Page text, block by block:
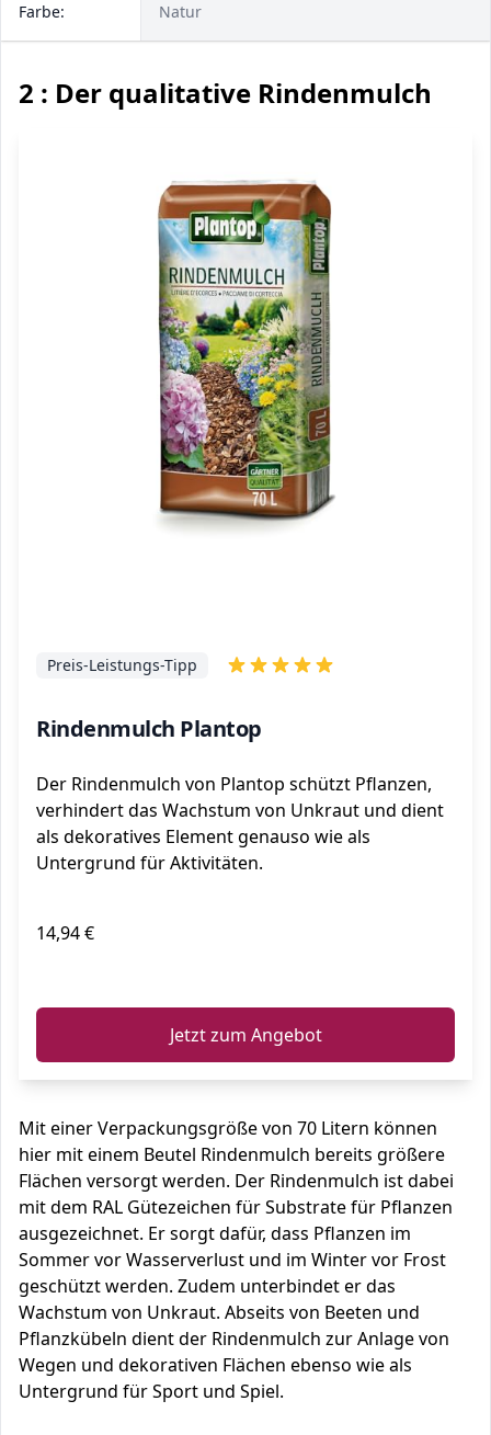
Farbe: Natur
2 : Der qualitative Rindenmulch
Rindenmulch Plantop
Preis-Leistungs-Tipp
Der Rindenmulch von Plantop schützt Pflanzen,
verhindert das Wachstum von Unkraut und dient
als dekoratives Element genauso wie als
Untergrund für Aktivitäten.
14,94 €
Jetzt zum Angebot
Mit einer Verpackungsgröße von 70 Litern können
hier mit einem Beutel Rindenmulch bereits größere
Flächen versorgt werden. Der Rindenmulch ist dabei
mit dem RAL Gütezeichen für Substrate für Pflanzen
ausgezeichnet. Er sorgt dafür, dass Pflanzen im
Sommer vor Wasserverlust und im Winter vor Frost
geschützt werden. Zudem unterbindet er das
Wachstum von Unkraut. Abseits von Beeten und
Pflanzkübeln dient der Rindenmulch zur Anlage von
Wegen und dekorativen Flächen ebenso wie als
Untergrund für Sport und Spiel.